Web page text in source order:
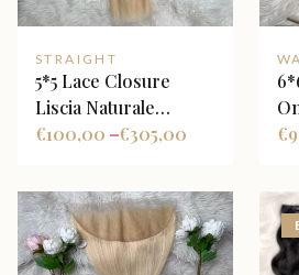
STRAIGHT
5*5 Lace Closure
Liscia Naturale
Biondo Platino
100,00
€ – 305,00
€ €